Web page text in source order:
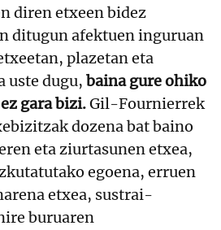
diren etxeen bidez
ditugun afektuen inguruan
plazetan eta
uste dugu, baina gure ohiko
gara bizi.Gil-Fournierrek
dozena bat baino
eta ziurtasunen etxea,
egoena, erruen
etxea, sustrai-
buruaren